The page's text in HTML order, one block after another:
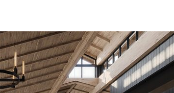
2026
& DECORACIÓN 2026